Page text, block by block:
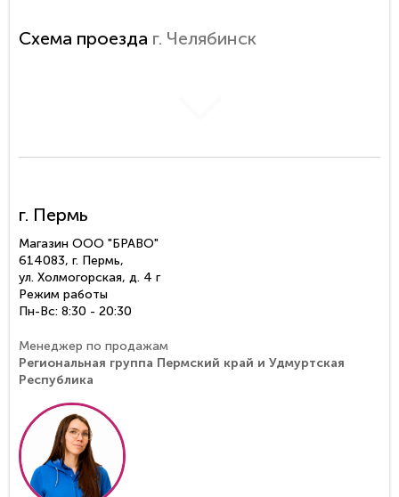
Схема проезда г. Челябинск
г. Пермь
Магазин ООО "БРАВО"
614083, г. Пермь,
ул. Холмогорская, д. 4 г
Режим работы
Пн-Вс: 8:30 - 20:30
Менеджер по продажам
Региональная группа Пермский край и Удмуртская
Республика